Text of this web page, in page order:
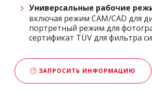
Универсальные рабочие
включая режим CAM/CAD для
портретный режим для
сертификат TÜV для фильтра
ЗАПРОСИТЬ ИНФОРМАЦИЮ